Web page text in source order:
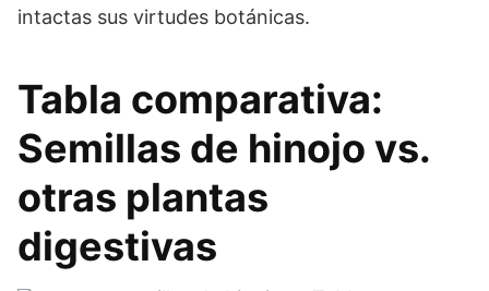
intactas sus virtudes botánicas.
Tabla comparativa:
Semillas de hinojo vs.
otras plantas
digestivas